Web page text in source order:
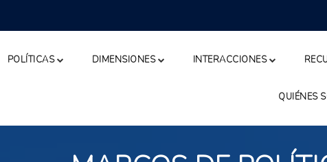
POLÍTICAS DIMENSIONES INTERACCIONES
QUIÉNES